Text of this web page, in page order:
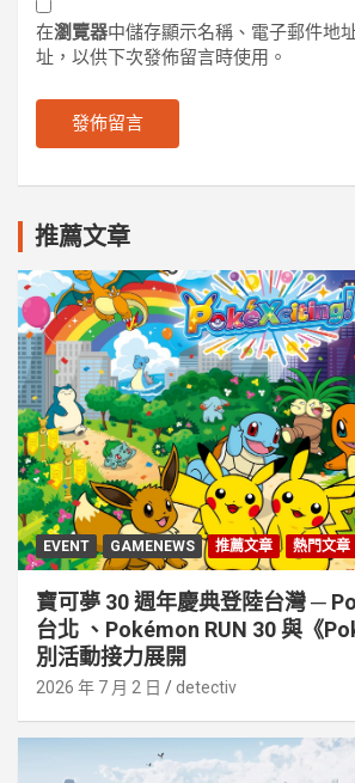
在瀏覽器中儲存顯示名稱、電子郵件地
址，以供下次發佈留言時使用。
推薦文章
EVENT GAMENEWS 推薦文章 熱門文章
寶可夢 30 週年慶典登陸台灣 ─
台北 、Pokémon RUN 30 與《
別活動接⼒展開
2026 年 7 月 2 日 detectiv